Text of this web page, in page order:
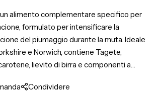
alimento complementare specifico per
formulato per intensificare la
del piumaggio durante la muta. Ideale
e Norwich, contiene Tagete,
lievito di birra e componenti a
non nell’acqua.
Condividere